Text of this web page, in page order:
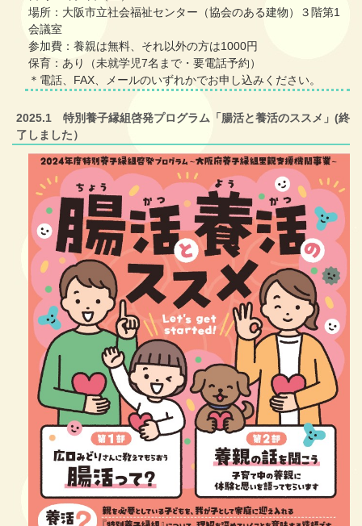
場所：大阪市立社会福祉センター（協会のある建物）３階第1
会議室
参加費：養親は無料、それ以外の方は1000円
保育：あり（未就学児7名まで・要電話予約）
＊電話、FAX、メールのいずれかでお申し込みください。
2025.1 特別養子縁組啓発プログラム「腸活と養活のススメ」(終
了しました）